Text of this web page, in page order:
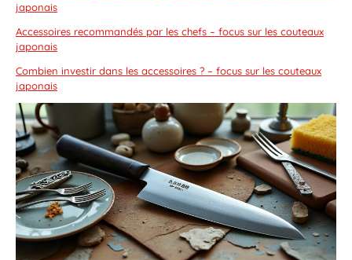
japonais
Accessoires recommandés par les chefs – focus sur les couteaux
japonais
Combien investir dans les accessoires ? – focus sur les couteaux
japonais